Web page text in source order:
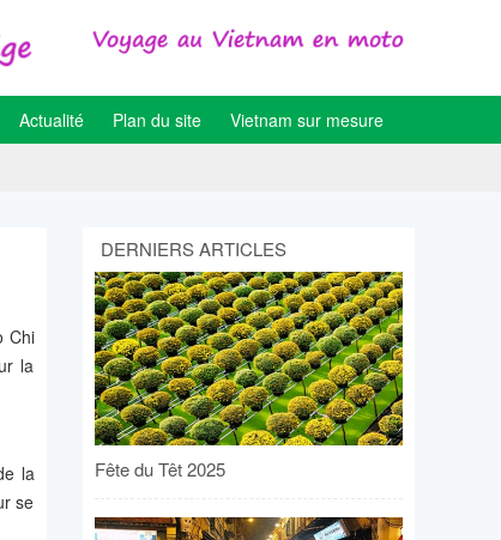
Actualité Plan du site Vietnam sur mesure
Chi
la
la
se
DERNIERS ARTICLES
Fête du Têt 2025